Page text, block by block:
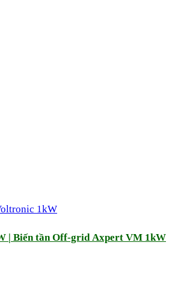
| Biến tần Off-grid Axpert VM 1kW